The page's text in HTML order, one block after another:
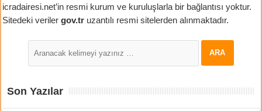
icradairesi.net’in resmi kurum ve kuruluşlarla bir bağlantısı yoktur.
Sitedeki verilergov.tr uzantılı resmi sitelerden alınmaktadır.
Son Yazılar